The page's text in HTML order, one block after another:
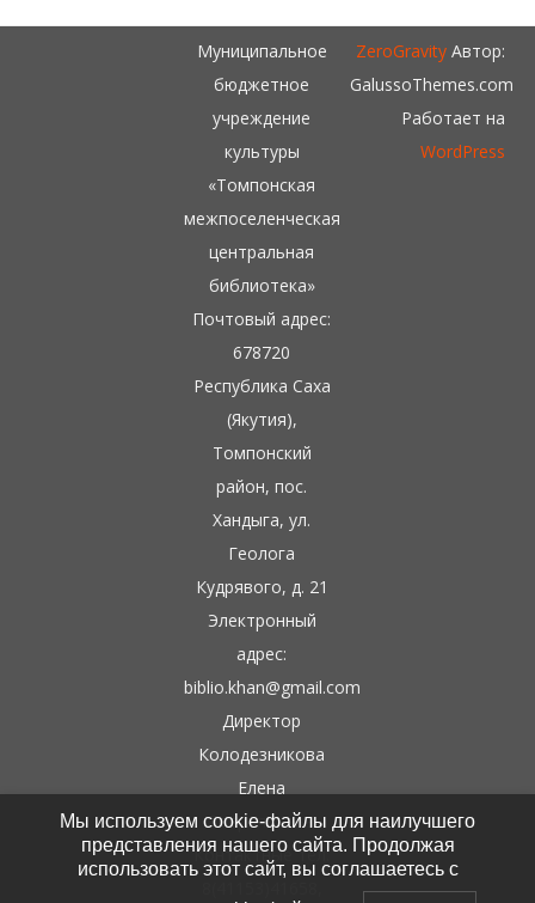
Муниципальное
бюджетное
учреждение
культуры
«Томпонская
межпоселенческая
центральная
библиотека»
Почтовый адрес:
678720
Республика Саха
(Якутия),
Томпонский
район, пос.
Хандыга, ул.
Геолога
Кудрявого, д. 21
Электронный
адрес:
biblio.khan@gmail.com
Директор
Колодезникова
Елена
Гаврильевна
Контактные тел:
ZeroGravityАвтор:
GalussoThemes.com
Работает на
WordPress
Мы используем cookie-файлы для наилучшего
представления нашего сайта. Продолжая
использовать этот сайт, вы соглашаетесь с